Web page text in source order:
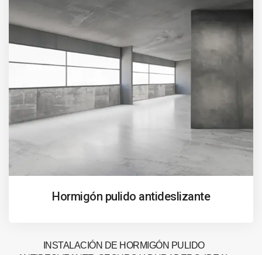
Hormigón pulido antideslizante
INSTALACIÓN DE HORMIGÓN PULIDO